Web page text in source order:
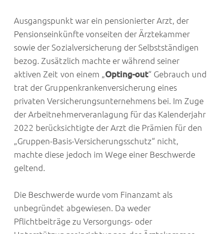
Ausgangspunkt war ein pensionierter Arzt, der
Pensionseinkünfte vonseiten der Ärztekammer
sowie der Sozialversicherung der Selbstständigen
bezog. Zusätzlich machte er während seiner
aktiven Zeit von einem „Opting-out“ Gebrauch und
trat der Gruppenkrankenversicherung eines
privaten Versicherungsunternehmens bei. Im Zuge
der Arbeitnehmerveranlagung für das Kalenderjahr
2022 berücksichtigte der Arzt die Prämien für den
„Gruppen-Basis-Versicherungsschutz“ nicht,
machte diese jedoch im Wege einer Beschwerde
geltend.
Die Beschwerde wurde vom Finanzamt als
unbegründet abgewiesen. Da weder
Pflichtbeiträge zu Versorgungs- oder